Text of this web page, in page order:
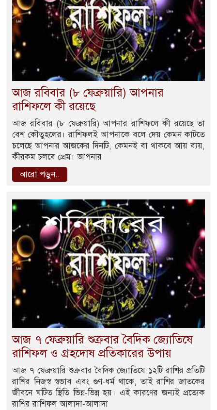
আজ রবিবার (৮ ফেব্রুয়ারি) আপনার
রাশিফলে কী রয়েছে
আজ রবিবার (৮ ফেব্রুয়ারি) আপনার রাশিফলে কী রয়েছে তা
বেশ কৌতুহলের। রাশিফলই আপনাকে বলে দেয় কেমন কাটতে
চলেছে আপনার আজকের দিনটি, কেমনই বা থাকবে আয় ব্যয়,
কীরকম চলবে প্রেম। আপনার
আরো পড়ুন..
আজ ৭ ফেব্রুয়ারি শুক্রবার বৈদিক জ্যোতিষে
রাশিফল ও গ্রহদোষ প্রতিকারের উপায়
আজ ৭ ফেব্রুয়ারি শুক্রবার বৈদিক জ্যোতিষে ১২টি রাশির প্রতিটি
রাশির নিজস্ব স্বভাব এবং গুণ-ধর্ম থাকে, তাই রাশির জাতকের
জীবনে ঘটিত স্থিতি ভিন্ন-ভিন্ন হয়। এই কারণের জন্যই প্রত্যেক
রাশির রাশিফল আলাদা-আলাদা